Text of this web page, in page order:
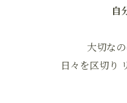
自
大切な
日々を区切り